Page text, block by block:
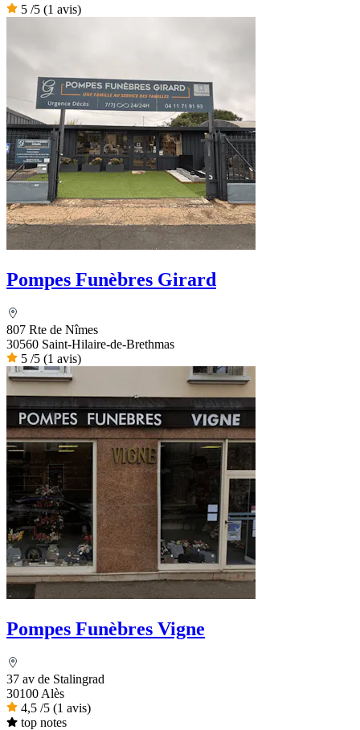
5 /5 (1 avis)
Pompes Funèbres Girard
807 Rte de Nîmes
30560 Saint-Hilaire-de-Brethmas
5 /5 (1 avis)
Pompes Funèbres Vigne
37 av de Stalingrad
30100 Alès
4,5 /5 (1 avis)
top notes